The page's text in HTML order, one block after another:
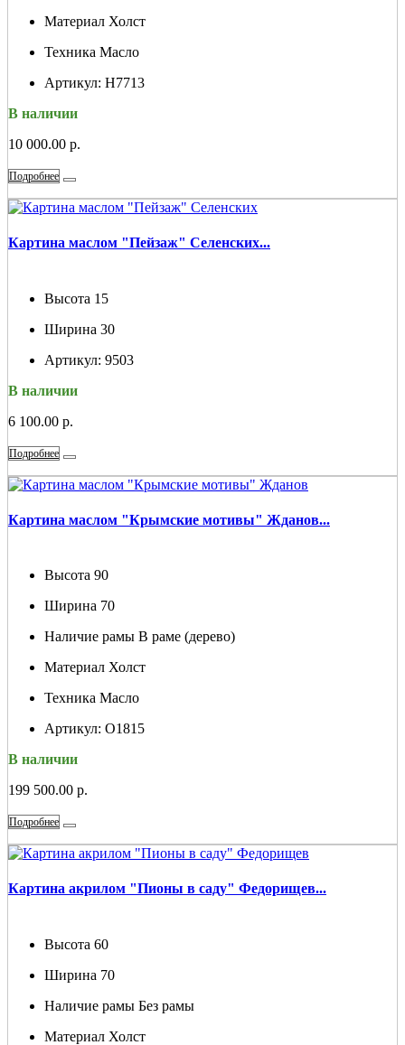
Материал Холст
Техника Масло
Артикул: Н7713
В наличии
10 000.00 р.
Подробнее
Картина маслом "Пейзаж" Селенских...
Высота 15
Ширина 30
Артикул: 9503
В наличии
6 100.00 р.
Подробнее
Картина маслом "Крымские мотивы" Жданов...
Высота 90
Ширина 70
Наличие рамы В раме (дерево)
Материал Холст
Техника Масло
Артикул: О1815
В наличии
199 500.00 р.
Подробнее
Картина акрилом "Пионы в саду" Федорищев...
Высота 60
Ширина 70
Наличие рамы Без рамы
Материал Холст